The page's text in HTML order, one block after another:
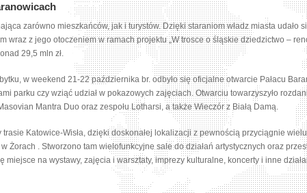
zarówno mieszkańców, jak i turystów. Dzięki staraniom władz miasta udało
z jego otoczeniem w ramach projektu „W trosce o śląskie dziedzictwo –
29,5 mln zł.
w weekend 21-22 października br. odbyło się oficjalne otwarcie Pałacu
parku czy wziąć udział w pokazowych zajęciach. Otwarciu towarzyszyło
Mantra Duo oraz zespołu Lotharsi, a także Wieczór z Białą Damą.
Katowice-Wisła, dzięki doskonałej lokalizacji z pewnością przyciągnie
Żorach . Stworzono tam wielofunkcyjne sale do działań artystycznych oraz
na wystawy, zajęcia i warsztaty, imprezy kulturalne, koncerty i inne